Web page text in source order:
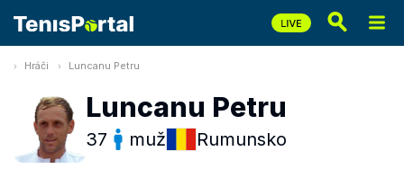
Hráči Luncanu Petru
Luncanu Petru
37 muž Rumunsko